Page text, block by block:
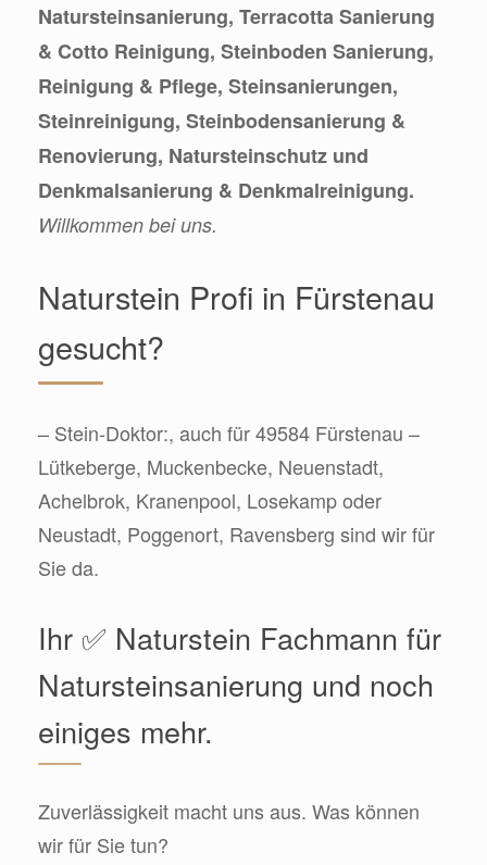
Natursteinsanierung, Terracotta Sanierung
& Cotto Reinigung, Steinboden Sanierung,
Reinigung & Pflege, Steinsanierungen,
Steinreinigung, Steinbodensanierung &
Renovierung, Natursteinschutz und
Denkmalsanierung & Denkmalreinigung.
Willkommen bei uns.
Naturstein Profi in Fürstenau
gesucht?
– Stein-Doktor:, auch für 49584 Fürstenau –
Lütkeberge, Muckenbecke, Neuenstadt,
Achelbrok, Kranenpool, Losekamp oder
Neustadt, Poggenort, Ravensberg sind wir für
Sie da.
Ihr ✅ Naturstein Fachmann für
Natursteinsanierung und noch
einiges mehr.
Zuverlässigkeit macht uns aus. Was können
wir für Sie tun?